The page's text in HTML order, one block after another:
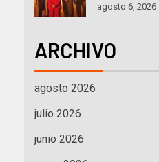
agosto 6, 2026
ARCHIVO
agosto 2026
julio 2026
junio 2026